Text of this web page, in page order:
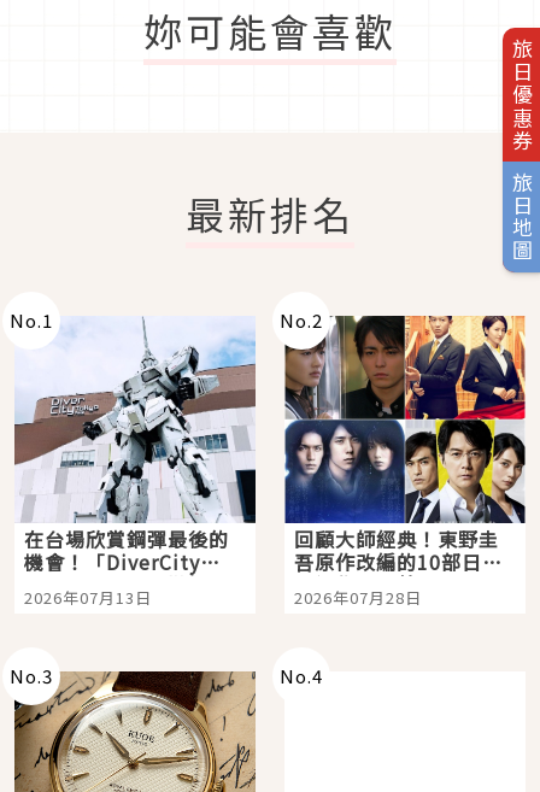
旅日優惠券
旅日地圖
妳可能會喜歡
最新排名
No.1
在台場欣賞鋼彈最後的
機會！「DiverCity
Tokyo Plaza」搭船、
購物、美食及夜景，一
2026年07月13日
No.2
回顧大師經典！東野圭
吾原作改編的10部日本
影視作品推薦
2026年07月28日
No.3 No.4